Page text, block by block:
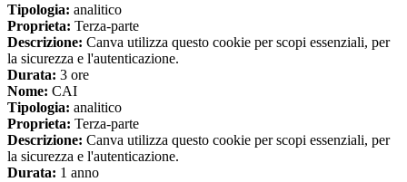
Tipologia: analitico
Proprieta: Terza-parte
Descrizione: Canva utilizza questo cookie per scopi essenziali, per
la sicurezza e l'autenticazione.
Durata: 3 ore
Nome: CAI
Tipologia: analitico
Proprieta: Terza-parte
Descrizione: Canva utilizza questo cookie per scopi essenziali, per
la sicurezza e l'autenticazione.
Durata: 1 anno